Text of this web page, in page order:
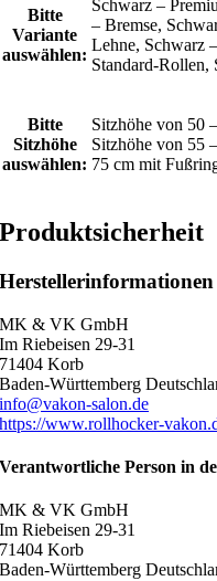
Bitte
Variante
auswählen:
Schwarz –
– Bremse,
Lehne, Schwarz
Standard-Rollen,
Bitte
Sitzhöhe
auswählen:
Sitzhöhe von 50
Sitzhöhe von 55
75 cm mit
Produktsicherheit
Herstellerinformationen
MK & VK GmbH
Im Riebeisen 29-31
71404 Korb
Baden-Württemberg
info@vakon-salon.de
https://www.rollhocker-
Verantwortliche Person in
MK & VK GmbH
Im Riebeisen 29-31
71404 Korb
Baden-Württemberg